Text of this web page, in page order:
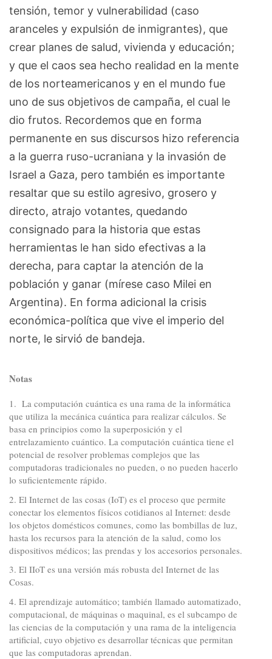
tensión, temor y vulnerabilidad (caso
aranceles y expulsión de inmigrantes), que
crear planes de salud, vivienda y educación;
y que el caos sea hecho realidad en la mente
de los norteamericanos y en el mundo fue
uno de sus objetivos de campaña, el cual le
dio frutos. Recordemos que en forma
permanente en sus discursos hizo referencia
a la guerra ruso-ucraniana y la invasión de
Israel a Gaza, pero también es importante
resaltar que su estilo agresivo, grosero y
directo, atrajo votantes, quedando
consignado para la historia que estas
herramientas le han sido efectivas a la
derecha, para captar la atención de la
población y ganar (mírese caso Milei en
Argentina). En forma adicional la crisis
económica-política que vive el imperio del
norte, le sirvió de bandeja.
Notas
1. La computación cuántica es una rama de la informática
que utiliza la mecánica cuántica para realizar cálculos. Se
basa en principios como la superposición y el
entrelazamiento cuántico. La computación cuántica tiene el
potencial de resolver problemas complejos que las
computadoras tradicionales no pueden, o no pueden hacerlo
lo suficientemente rápido.
2. El Internet de las cosas (IoT) es el proceso que permite
conectar los elementos físicos cotidianos al Internet: desde
los objetos domésticos comunes, como las bombillas de luz,
hasta los recursos para la atención de la salud, como los
dispositivos médicos; las prendas y los accesorios personales.
3. El IIoT es una versión más robusta del Internet de las
Cosas.
4. El aprendizaje automático; también llamado automatizado,
computacional, de máquinas o maquinal, es el subcampo de
las ciencias de la computación y una rama de la inteligencia
artificial, cuyo objetivo es desarrollar técnicas que permitan
que las computadoras aprendan.